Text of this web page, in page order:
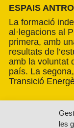
les
ESPAIS
La formació
al·legacions al
primera, amb
resultats de
amb la voluntat
país. La
Transició